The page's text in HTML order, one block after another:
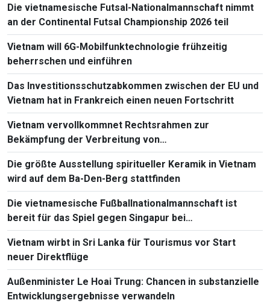
Die vietnamesische Futsal-Nationalmannschaft nimmt
an der Continental Futsal Championship 2026 teil
Vietnam will 6G-Mobilfunktechnologie frühzeitig
beherrschen und einführen
Das Investitionsschutzabkommen zwischen der EU und
Vietnam hat in Frankreich einen neuen Fortschritt
Vietnam vervollkommnet Rechtsrahmen zur
Bekämpfung der Verbreitung von
Massenvernichtungswaffen
Die größte Ausstellung spiritueller Keramik in Vietnam
wird auf dem Ba-Den-Berg stattfinden
Die vietnamesische Fußballnationalmannschaft ist
bereit für das Spiel gegen Singapur bei
Südostasienmeisterschaft 2026
Vietnam wirbt in Sri Lanka für Tourismus vor Start
neuer Direktflüge
Außenminister Le Hoai Trung: Chancen in substanzielle
Entwicklungsergebnisse verwandeln